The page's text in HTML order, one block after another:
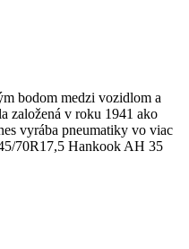
bodom medzi vozidlom a
založená v roku 1941 ako
vyrába pneumatiky vo viac
70R17,5 Hankook AH 35